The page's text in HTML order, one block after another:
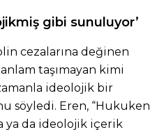
gibi sunuluyor’
cezalarına değinen
taşımayan kimi
ideolojik bir
söyledi. Eren, “Hukuken
ya da ideolojik içerik